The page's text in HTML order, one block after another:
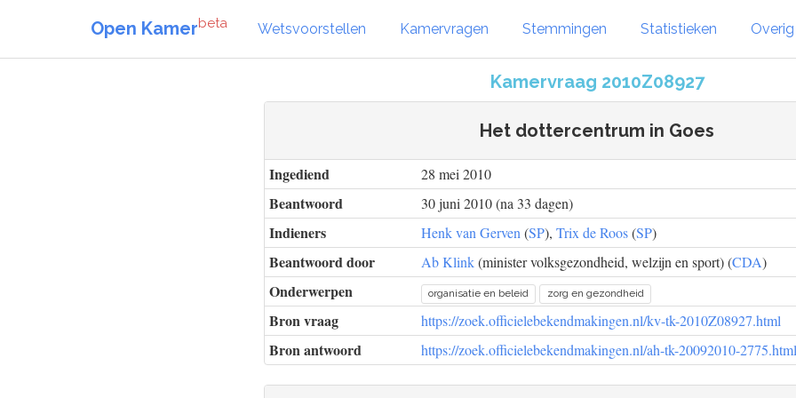
Open Kamerbeta Wetsvoorstellen Kamervragen Stemmingen Statistieken
Kamervraag 2010Z08927
Het dottercentrum in Goes
Ingediend 28 mei 2010
Beantwoord 30 juni 2010 (na 33 dagen)
Indieners Henk van Gerven (SP), Trix de Roos(SP)
Beantwoord door Ab Klink(minister volksgezondheid, welzijn en sport) (CDA)
Onderwerpen organisatie en beleid zorg en gezondheid
Bron vraag https://zoek.officielebekendmakingen.nl/kv-tk-2010Z08927.html
Bron antwoord https://zoek.officielebekendmakingen.nl/ah-tk-20092010-2775.html